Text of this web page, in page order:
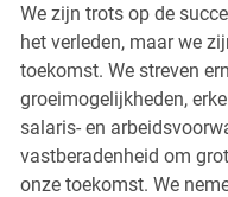
We zijn trots op de
het verleden, maar we
toekomst. We streven
groeimogelijkheden,
salaris- en
vastberadenheid om
onze toekomst. We